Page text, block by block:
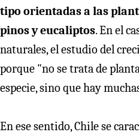
tipo orientadas a las
pinos y eucaliptos. En el
naturales, el estudio del
porque "no se trata de
especie, sino que hay
En ese sentido, Chile se